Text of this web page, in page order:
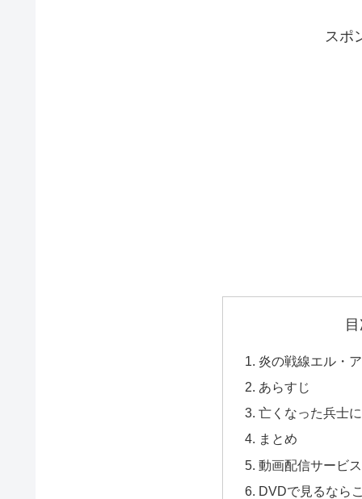
スポ
炎の戦線エル・
あらすじ
亡くなった兵士
まとめ
動画配信サービ
DVDで見るなら